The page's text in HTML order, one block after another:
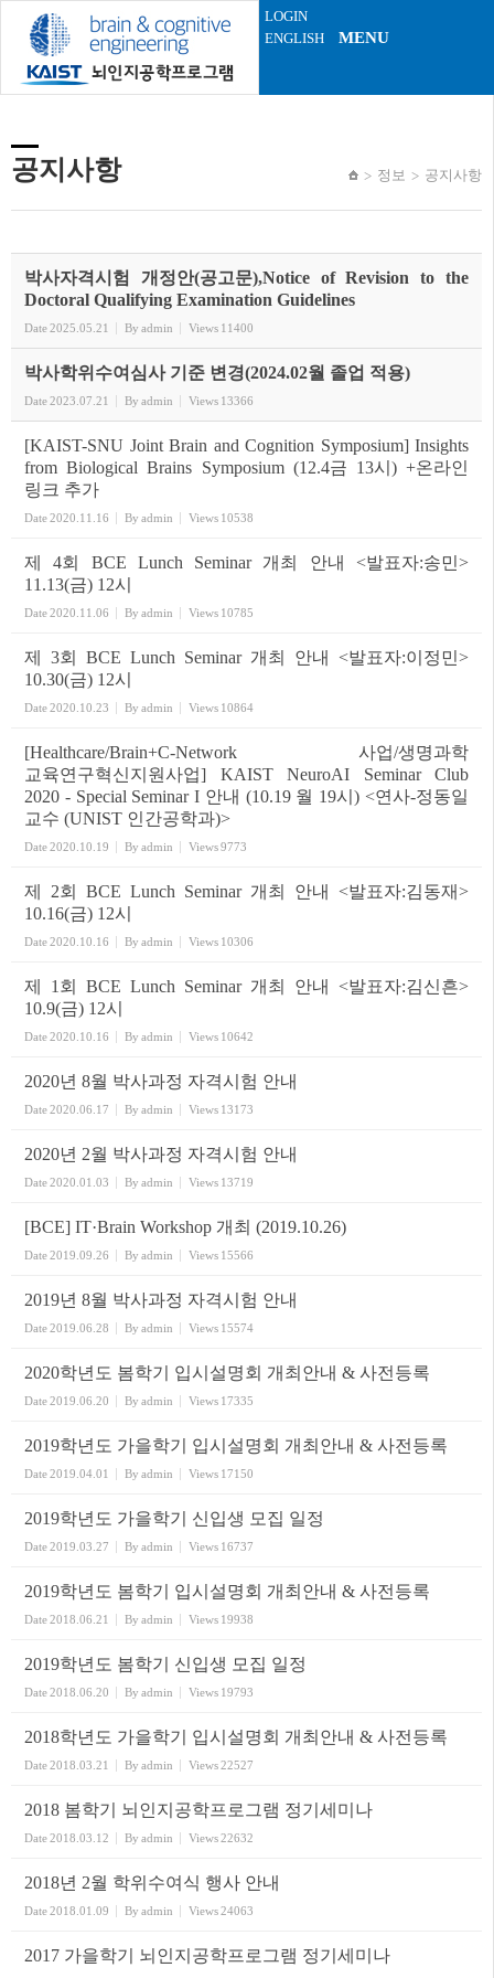
LOGIN
ENGLISH
MENU
공지사항 정보 공지사항
박사자격시험 개정안(공고문),Notice of Revision to the
Doctoral Qualifying Examination Guidelines
Date2025.05.21 By admin Views 11400
박사학위수여심사 기준 변경(2024.02월 졸업 적용)
Date2023.07.21 By admin Views 13366
[KAIST-SNU Joint Brain and Cognition Symposium] Insights
from Biological Brains Symposium (12.4금 13시) +온라인
링크 추가
Date2020.11.16 By admin Views 10538
제 4회 BCE Lunch Seminar 개최 안내 <발표자:송민>
11.13(금) 12시
Date2020.11.06 By admin Views 10785
제 3회 BCE Lunch Seminar 개최 안내 <발표자:이정민>
10.30(금) 12시
Date2020.10.23 By admin Views 10864
[Healthcare/Brain+C-Network 사업/생명과학
교육연구혁신지원사업] KAIST NeuroAI Seminar Club
2020 - Special Seminar I 안내 (10.19 월 19시) <연사-정동일
교수 (UNIST 인간공학과)>
Date2020.10.19 By admin Views9773
제 2회 BCE Lunch Seminar 개최 안내 <발표자:김동재>
10.16(금) 12시
Date2020.10.16 By admin Views 10306
제 1회 BCE Lunch Seminar 개최 안내 <발표자:김신흔>
10.9(금) 12시
Date2020.10.16 By admin Views 10642
2020년 8월 박사과정 자격시험 안내
Date2020.06.17 By admin Views 13173
2020년 2월 박사과정 자격시험 안내
Date2020.01.03 By admin Views 13719
[BCE] IT·Brain Workshop 개최 (2019.10.26)
Date2019.09.26 By admin Views 15566
2019년 8월 박사과정 자격시험 안내
Date2019.06.28 By admin Views 15574
2020학년도 봄학기 입시설명회 개최안내 & 사전등록
Date2019.06.20 By admin Views 17335
2019학년도 가을학기 입시설명회 개최안내 & 사전등록
Date2019.04.01 By admin Views 17150
2019학년도 가을학기 신입생 모집 일정
Date2019.03.27 By admin Views 16737
2019학년도 봄학기 입시설명회 개최안내 & 사전등록
Date2018.06.21 By admin Views 19938
2019학년도 봄학기 신입생 모집 일정
Date2018.06.20 By admin Views 19793
2018학년도 가을학기 입시설명회 개최안내 & 사전등록
Date2018.03.21 By admin Views22527
2018 봄학기 뇌인지공학프로그램 정기세미나
Date2018.03.12 By admin Views22632
2018년 2월 학위수여식 행사 안내
Date2018.01.09 By admin Views24063
2017 가을학기 뇌인지공학프로그램 정기세미나